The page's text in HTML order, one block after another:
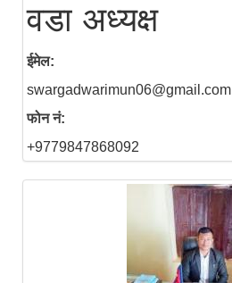
वडा अध्यक्ष
ईमेल:
swargadwarimun06@gmail.com
फोन नं:
+9779847868092